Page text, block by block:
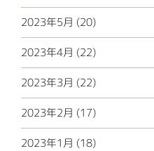
2023年5月 (20)
2023年4月 (22)
2023年3月 (22)
2023年2月 (17)
2023年1月 (18)